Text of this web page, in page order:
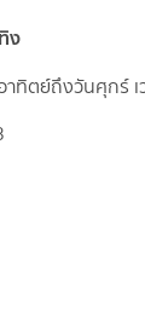
ง
าทิตย์ถึงวันศุกร์